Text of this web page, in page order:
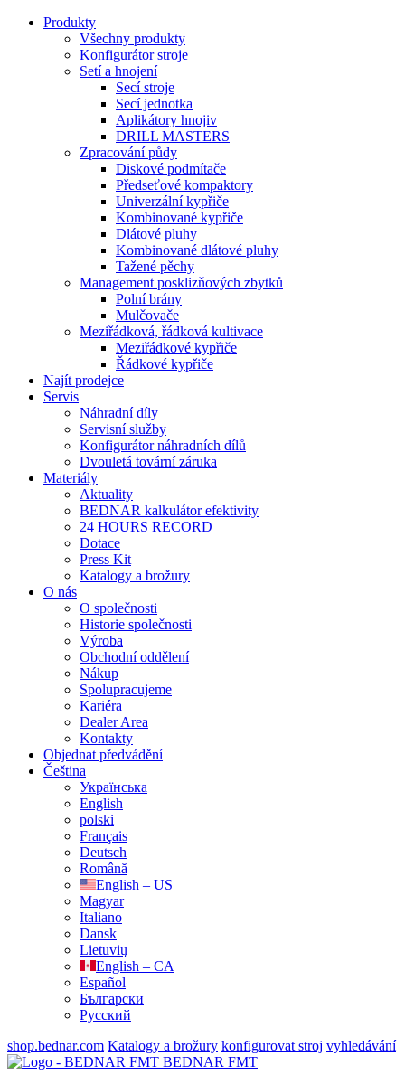
Produkty
Všechny produkty
Konfigurátor stroje
Setí a hnojení
Secí stroje
Secí jednotka
Aplikátory hnojiv
DRILL MASTERS
Zpracování půdy
Diskové podmítače
Předseťové kompaktory
Univerzální kypřiče
Kombinované kypřiče
Dlátové pluhy
Kombinované dlátové pluhy
Tažené pěchy
Management posklizňových zbytků
Polní brány
Mulčovače
Meziřádková, řádková kultivace
Meziřádkové kypřiče
Řádkové kypřiče
Najít prodejce
Servis
Náhradní díly
Servisní služby
Konfigurátor náhradních dílů
Dvouletá tovární záruka
Materiály
Aktuality
BEDNAR kalkulátor efektivity
24 HOURS RECORD
Dotace
Press Kit
Katalogy a brožury
O nás
O společnosti
Historie společnosti
Výroba
Obchodní oddělení
Nákup
Spolupracujeme
Kariéra
Dealer Area
Kontakty
Objednat předvádění
Čeština
Українська
English
polski
Français
Deutsch
Română
English – US
Magyar
Italiano
Dansk
Lietuvių
English – CA
Español
Български
Русский
shop.bednar.com Katalogy a brožury konfigurovat stroj vyhledávání
BEDNAR FMT